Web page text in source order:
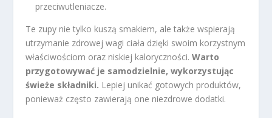
przeciwutleniacze.
Te zupy nie tylko kuszą smakiem, ale także wspierają
utrzymanie zdrowej wagi ciała dzięki swoim korzystnym
właściwościom oraz niskiej kaloryczności.Warto
przygotowywać je samodzielnie, wykorzystując
świeże składniki. Lepiej unikać gotowych produktów,
ponieważ często zawierają one niezdrowe dodatki.